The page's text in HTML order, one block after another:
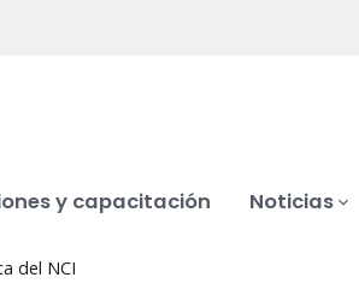
y capacitación Noticias
del NCI